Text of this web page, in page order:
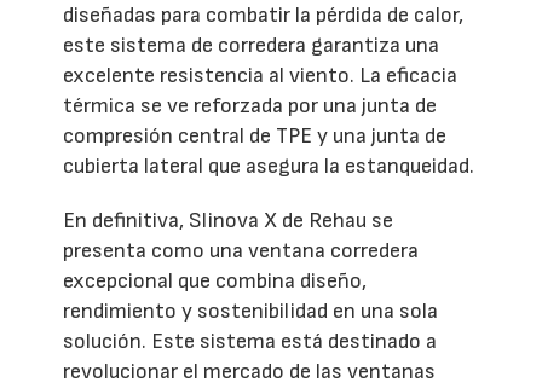
diseñadas para combatir la pérdida de calor,
este sistema de corredera garantiza una
excelente resistencia al viento. La eficacia
térmica se ve reforzada por una junta de
compresión central de TPE y una junta de
cubierta lateral que asegura la estanqueidad.
En definitiva, Slinova X de Rehau se
presenta como una ventana corredera
excepcional que combina diseño,
rendimiento y sostenibilidad en una sola
solución. Este sistema está destinado a
revolucionar el mercado de las ventanas